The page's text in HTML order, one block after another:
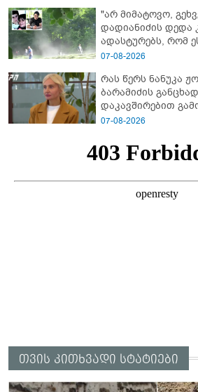
"არ მიმატოვო,
დადიანიძის დედა
ადას­ტუ­რებს, რომ
ხმა
07-08-2026
რას წერს ნანუკა
ბარამიძის
დაკავშირებით
07-08-2026
თვის კითხვადი სტატიები